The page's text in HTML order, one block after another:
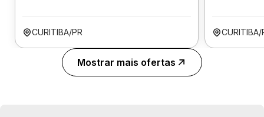
CURITIBA/PR CURITIBA/
Mostrar mais ofertas